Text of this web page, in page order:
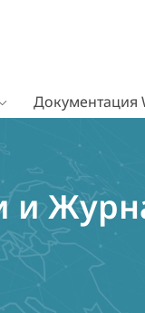
Документация
и